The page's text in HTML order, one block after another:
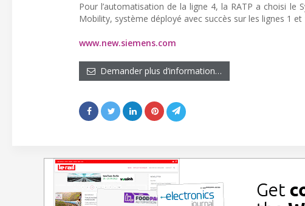
Pour l’automatisation de la ligne 4, la RATP a choisi le
Mobility, système déployé avec succès sur les lignes 1
www.new.siemens.com
Demander plus d’information…